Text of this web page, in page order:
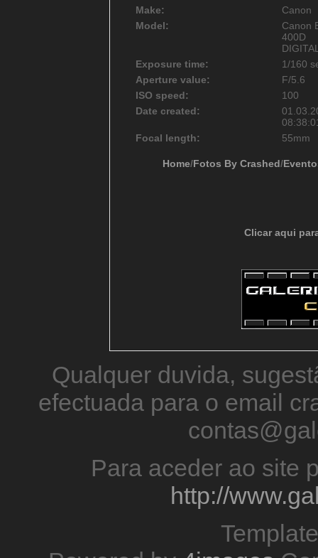
Make:
Canon
Model:
Canon
400D
Exposure time:
1/160
Aperture value:
F/5.6
ISO speed:
100
Date created:
Focal length:
55mm
Home/Fotos By Crashed/
Clicar aqui
Qualquer duvida,
efectuada para o email
Para aceder ao site
http://